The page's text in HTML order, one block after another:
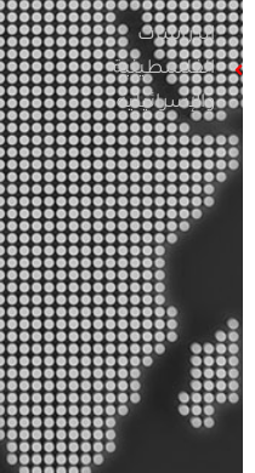
الدراسات
الفلسطينية
والإسرائيلية